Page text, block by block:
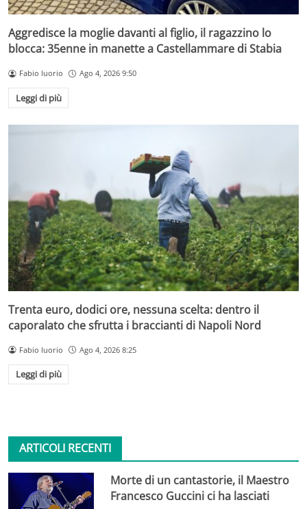
Aggredisce la moglie davanti al figlio, il ragazzino lo
blocca: 35enne in manette a Castellammare di Stabia
Fabio Iuorio Ago 4, 2026 9:50
Leggi di più
Trenta euro, dodici ore, nessuna scelta: dentro il
caporalato che sfrutta i braccianti di Napoli Nord
Fabio Iuorio Ago 4, 2026 8:25
Leggi di più
ARTICOLI RECENTI
Morte di un cantastorie, il Maestro
Francesco Guccini ci ha lasciati